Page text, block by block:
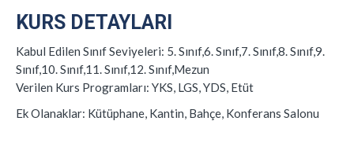
KURS DETAYLARI
Kabul Edilen Sınıf Seviyeleri: 5. Sınıf,6. Sınıf,7. Sınıf,8. Sınıf,9.
Sınıf,10. Sınıf,11. Sınıf,12. Sınıf,Mezun
Verilen Kurs Programları: YKS, LGS, YDS, Etüt
Ek Olanaklar: Kütüphane, Kantin, Bahçe, Konferans Salonu